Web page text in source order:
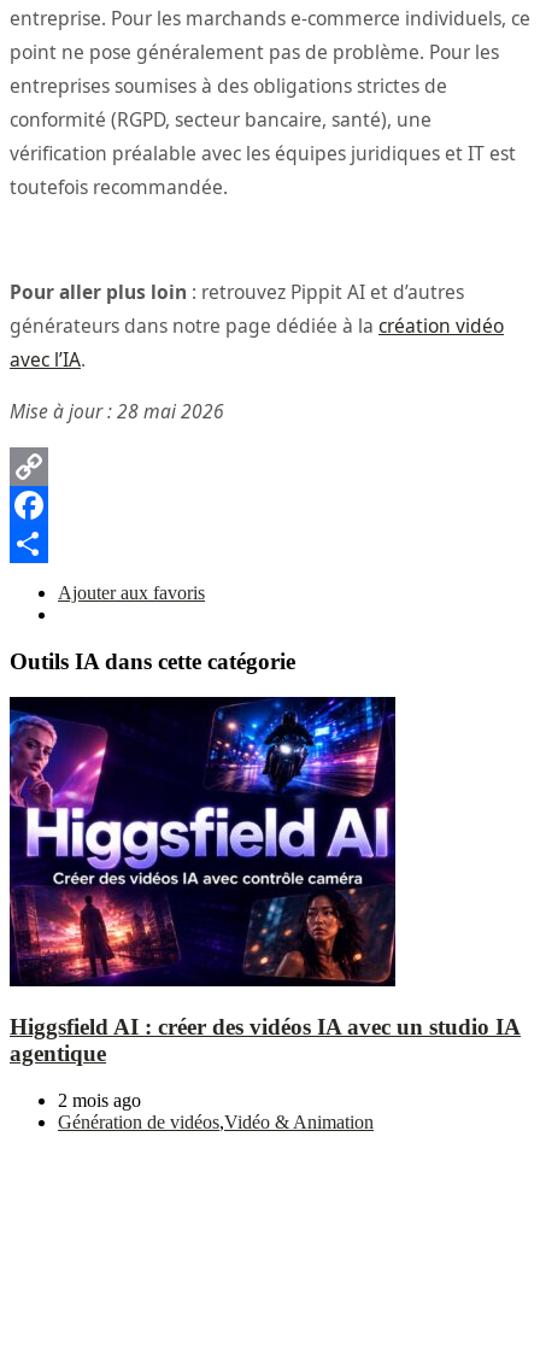
entreprise. Pour les marchands e-commerce individuels, ce
point ne pose généralement pas de problème. Pour les
entreprises soumises à des obligations strictes de
conformité (RGPD, secteur bancaire, santé), une
vérification préalable avec les équipes juridiques et IT est
toutefois recommandée.
Pour aller plus loin : retrouvez Pippit AI et d’autres
générateurs dans notre page dédiée à la création vidéo
avec l’IA.
Mise à jour : 28 mai 2026
Copy
Link
Facebook
PartagerAjouter aux favoris
Outils IA dans cette catégorie
Higgsfield AI : créer des vidéos IA avec un studio IA
agentique
2 mois ago
Génération de vidéos,Vidéo & Animation